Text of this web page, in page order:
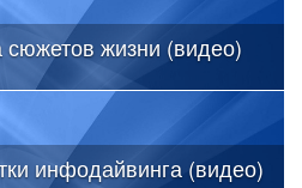
сюжетов жизни (видео)
инфодайвинга (видео)